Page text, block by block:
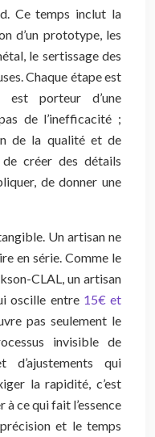
Ce temps inclut la
d’un prototype, les
le sertissage des
Chaque étape est
est porteur d’une
de l’inefficacité ;
de la qualité et de
de créer des détails
de donner une
Un artisan ne
en série. Comme le
CLAL, un artisan
oscille entre 15€ et
pas seulement le
invisible de
d’ajustements qui
la rapidité, c’est
à ce qui fait l’essence
et le temps